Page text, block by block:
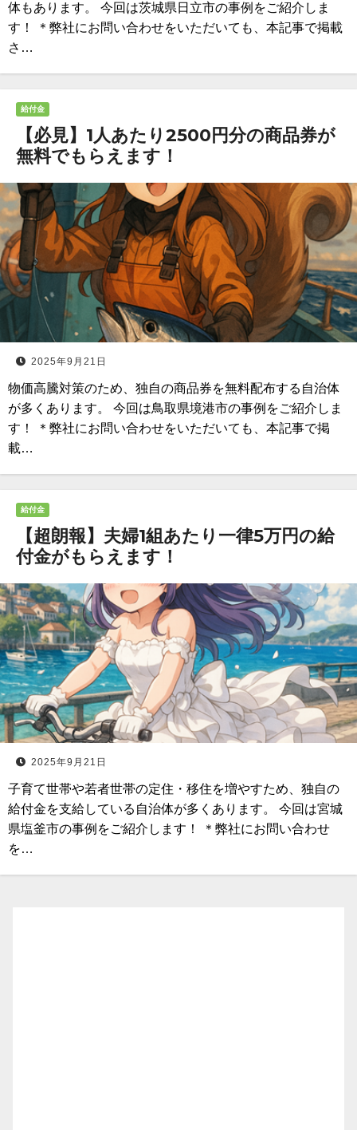
体もあります。 今回は茨城県日立市の事例をご紹介しま
す！ ＊弊社にお問い合わせをいただいても、本記事で掲載
さ…
給付金
【必見】1人あたり2500円分の商品券が
無料でもらえます！
2025年9月21日
物価高騰対策のため、独自の商品券を無料配布する自治体
が多くあります。 今回は鳥取県境港市の事例をご紹介しま
す！ ＊弊社にお問い合わせをいただいても、本記事で掲
載…
給付金
【超朗報】夫婦1組あたり一律5万円の給
付金がもらえます！
2025年9月21日
子育て世帯や若者世帯の定住・移住を増やすため、独自の
給付金を支給している自治体が多くあります。 今回は宮城
県塩釜市の事例をご紹介します！ ＊弊社にお問い合わせ
を…